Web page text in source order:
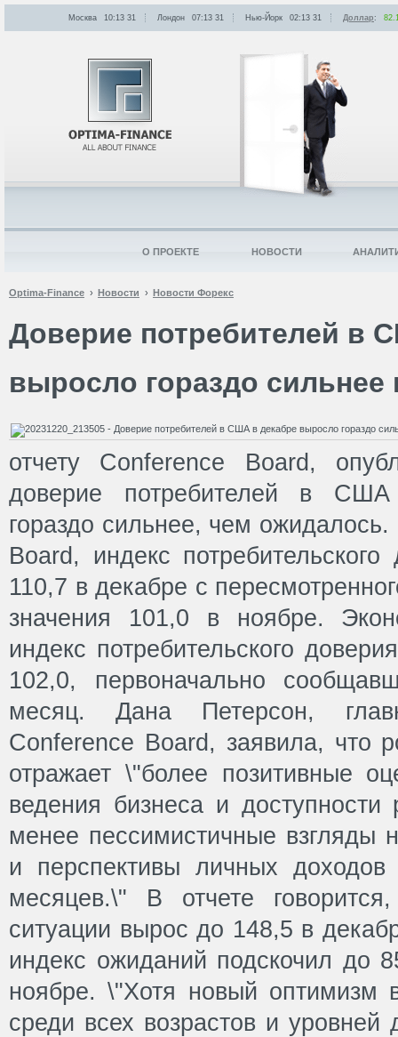
Optima-Finance Новости Новости Форекс
Доверие потребителей в
выросло гораздо сильнее
отчету Conference Board,
доверие потребителей в
гораздо сильнее, чем
Board, индекс
110,7 в декабре с
значения 101,0 в ноябре.
индекс потребительского
102,0, первоначально
месяц. Дана Петерсон,
Conference Board, заявила, что
отражает \"более позитивные
ведения бизнеса и
менее пессимистичные взгляды
и перспективы личных
месяцев.\" В отчете
ситуации вырос до 148,5 в
индекс ожиданий подскочил до
ноябре. \"Хотя новый оптимизм
среди всех возрастов и уровней
Москва 10:13 31 Лондон 07:13 31 Нью-Йорк 02:13 31 Доллар:
О ПРОЕКТЕ НОВОСТИ